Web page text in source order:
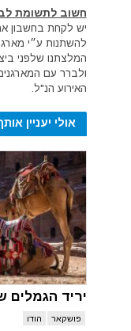
חשוב לתשומת
יש לקחת בחשבון
להשתנות ע״י
המלצתנו שלפני
ולברר עם
האירוע הנ"ל.
אולי יעניין
יריד הגמלים
פושקאר הודו